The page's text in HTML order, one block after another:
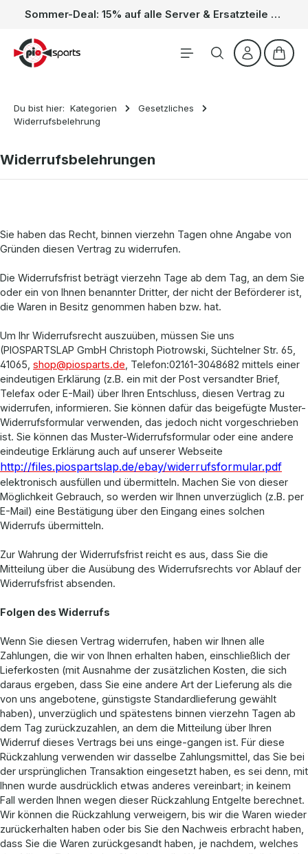
Zum Hauptinhalt springen Sommer-Deal: 15% auf alle Server & Ersatzteile – Kein Code nötig, der Rabatt wird automatisch im Warenkorb abgezogen. Gültig vom 01.06. bis 31.08.
Du bist hier: Kategorien
Gesetzliches
Widerrufsbelehrung
Widerrufsbelehrungen
Sie haben das Recht, binnen vierzehn Tagen ohne Angabe von
Gründen diesen Vertrag zu widerrufen.
Die Widerrufsfrist beträgt vierzehn Tage ab dem Tag, an dem Sie
oder ein von Ihnen benannter Dritter, der nicht der Beförderer ist,
die Waren in Besitz genommen haben bzw. hat.
Um Ihr Widerrufsrecht auszuüben, müssen Sie uns
(PIOSPARTSLAP GmbH Christoph Piotrowski, Süchtelner Str. 65,
41065, shop@piosparts.de , Telefon:02161-3048682 mittels einer
eindeutigen Erklärung (z.B. ein mit der Post versandter Brief,
Telefax oder E-Mail) über Ihren Entschluss, diesen Vertrag zu
widerrufen, informieren. Sie können dafür das beigefügte Muster-
Widerrufsformular verwenden, das jedoch nicht vorgeschrieben
ist. Sie können das Muster-Widerrufsformular oder eine andere
eindeutige Erklärung auch auf unserer Webseite
http://files.piospartslap.de/ebay/widerrufsformular.pdf
elektronisch ausfüllen und übermitteln. Machen Sie von dieser
Möglichkeit Gebrauch, so werden wir Ihnen unverzüglich (z.B. per
E-Mail) eine Bestätigung über den Eingang eines solchen
Widerrufs übermitteln.
Zur Wahrung der Widerrufsfrist reicht es aus, dass Sie die
Mitteilung über die Ausübung des Widerrufsrechts vor Ablauf der
Widerrufsfrist absenden.
Folgen des Widerrufs
Wenn Sie diesen Vertrag widerrufen, haben wir Ihnen alle
Zahlungen, die wir von Ihnen erhalten haben, einschließlich der
Lieferkosten (mit Ausnahme der zusätzlichen Kosten, die sich
daraus ergeben, dass Sie eine andere Art der Lieferung als die
von uns angebotene, günstigste Standardlieferung gewählt
haben), unverzüglich und spätestens binnen vierzehn Tagen ab
dem Tag zurückzuzahlen, an dem die Mitteilung über Ihren
Widerruf dieses Vertrags bei uns einge-gangen ist. Für diese
Rückzahlung verwenden wir dasselbe Zahlungsmittel, das Sie bei
der ursprünglichen Transaktion eingesetzt haben, es sei denn, mit
Ihnen wurde ausdrücklich etwas anderes vereinbart; in keinem
Fall werden Ihnen wegen dieser Rückzahlung Entgelte berechnet.
Wir können die Rückzahlung verweigern, bis wir die Waren wieder
zurückerhalten haben oder bis Sie den Nachweis erbracht haben,
dass Sie die Waren zurückgesandt haben, je nachdem, welches